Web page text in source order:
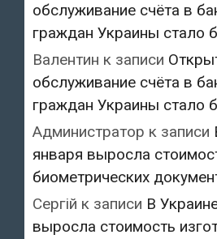
обслуживание счёта в
граждан Украины стало
Валентин к записи
обслуживание счёта в
граждан Украины стало
Администратор к записи
января выросла
биометрических
Сергій к записи В
выросла стоимость